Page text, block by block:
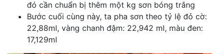
đó cần chuẩn bị thêm một kg sơn bóng trắng
Bước cuối cùng này, ta pha sơn theo tỷ lệ đỏ cờ:
22,88ml, vàng chanh đậm: 22,942 ml, màu đen:
17,129ml